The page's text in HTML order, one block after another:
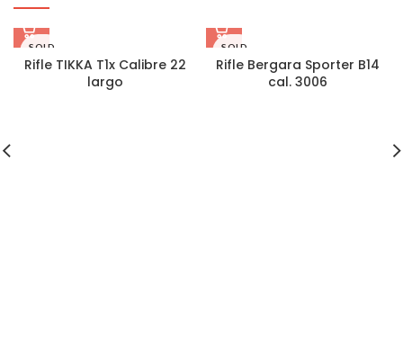
SOLD
OUT
Rifle TIKKA T1x Calibre 22
largo
SOLD
OUT
Rifle Bergara Sporter B14
cal. 3006